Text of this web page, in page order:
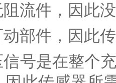
流件，因此
件，因此传
号是在整个充